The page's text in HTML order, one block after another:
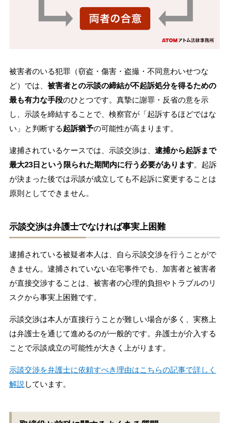
被害者のいる犯罪（窃盗・傷害・盗撮・不同意わいせつな
ど）では、 被害者との示談の締結が不起訴処分を得るための
最も有力な手段のひとつです。真摯に謝罪・反省の意を示
し、示談を締結することで、検察官が「起訴するほどではな
い」と判断する起訴猶予の可能性が高まります。
逮捕されているケースでは、示談交渉は、 逮捕から起訴まで
最大23日という限られた期間内に行う必要があります。起訴
が決まった後では示談が成立しても不起訴に変更することは
原則としてできません。
示談交渉は弁護士でなければ事実上困難
逮捕されている被疑者本人は、自ら示談交渉を行うことがで
きません。逮捕されていない在宅事件でも、加害者と被害者
が直接交渉することは、被害者の心理的負担やトラブルのリ
スクから事実上困難です。
示談交渉は本人が直接行うことが難しい場合が多く、実務上
は弁護士を通じて進めるのが一般的です。弁護士が介入する
ことで示談成立の可能性が大きく上がります。
示談交渉を弁護士に依頼すべき理由はこちらの記事で詳しく
解説 しています。